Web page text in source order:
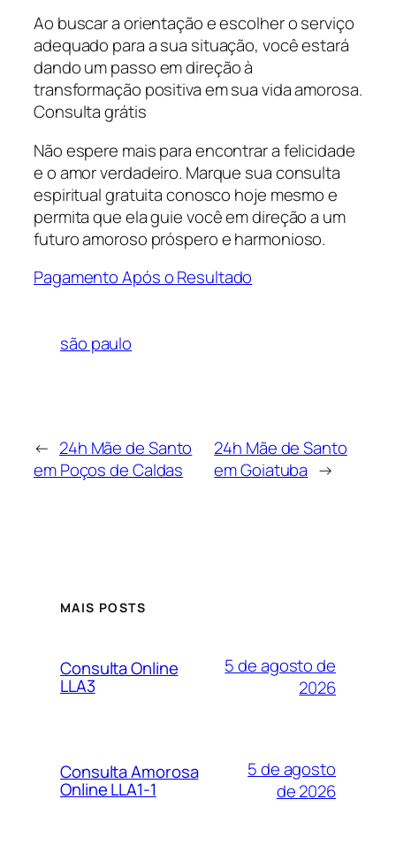
Ao buscar a orientação e escolher o serviço
adequado para a sua situação, você estará
dando um passo em direção à
transformação positiva em sua vida amorosa.
Consulta grátis
Não espere mais para encontrar a felicidade
e o amor verdadeiro. Marque sua consulta
espiritual gratuita conosco hoje mesmo e
permita que ela guie você em direção a um
futuro amoroso próspero e harmonioso.
Pagamento Após o Resultado
são paulo
← 24h Mãe de Santo
em Poços de Caldas
24h Mãe de Santo
em Goiatuba →
MAIS POSTS
Consulta Online
LLA3
5 de agosto de
2026
Consulta Amorosa
Online LLA1-1
5 de agosto
de 2026